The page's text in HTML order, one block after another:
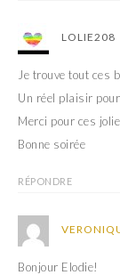
LOLIE208
Je trouve tout ces
Un réel plaisir
Merci pour ces
Bonne soirée
RÉPONDRE
Bonjour Elodie!